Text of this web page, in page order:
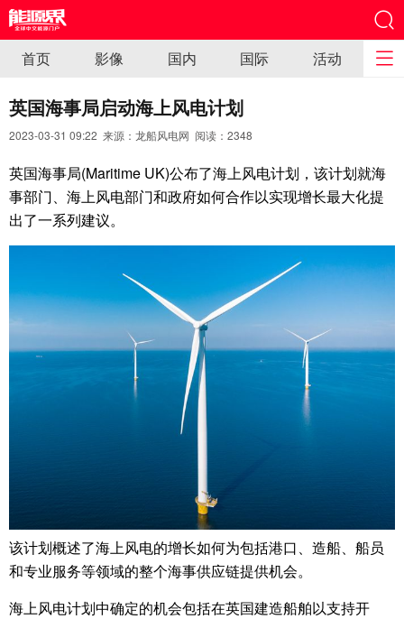
首页 影像 国内 国际 活动
英国海事局启动海上风电计划
2023-03-31 09:22 来源：龙船风电网 阅读： 2348
英国海事局(Maritime UK)公布了海上风电计划，该计划就海
事部门、海上风电部门和政府如何合作以实现增长最大化提
出了一系列建议。
该计划概述了海上风电的增长如何为包括港口、造船、船员
和专业服务等领域的整个海事供应链提供机会。
海上风电计划中确定的机会包括在英国建造船舶以支持开